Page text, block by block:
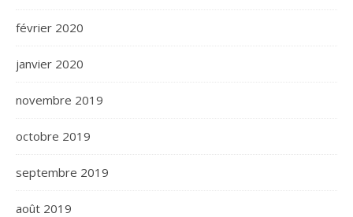
février 2020
janvier 2020
novembre 2019
octobre 2019
septembre 2019
août 2019